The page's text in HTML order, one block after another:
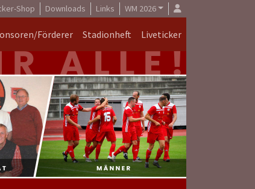
Shop Downloads Links WM 2026
Förderer Stadionheft Liveticker